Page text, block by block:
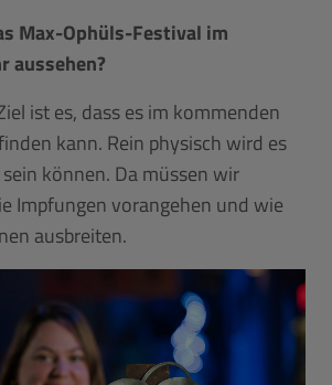
Max-Ophüls-Festival im
aussehen?
ist es, dass es im kommenden
kann. Rein physisch wird es
können. Da müssen wir
Impfungen vorangehen und wie
ausbreiten.